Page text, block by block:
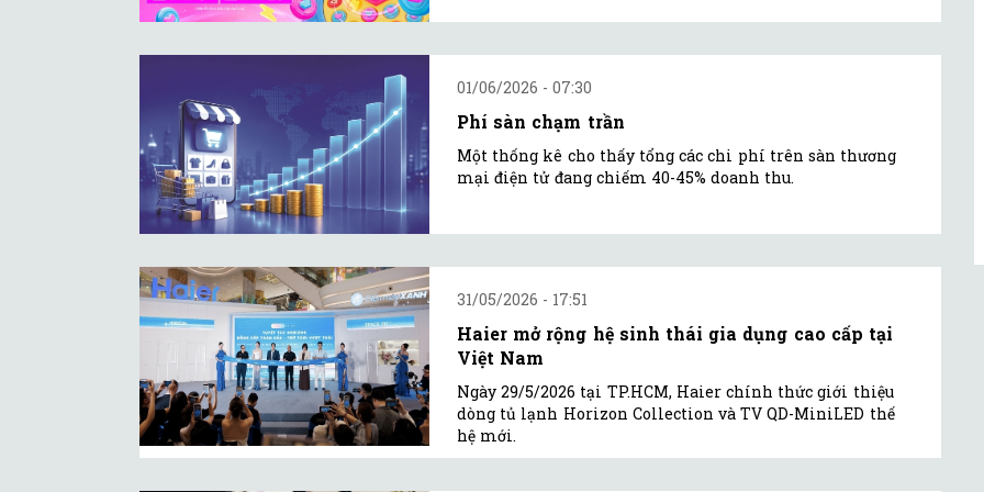
01/06/2026 - 07:30
Phí sàn chạm trần
Một thống kê cho thấy tổng các chi phí trên sàn thương
mại điện tử đang chiếm 40-45% doanh thu.
31/05/2026 - 17:51
Haier mở rộng hệ sinh thái gia dụng cao cấp tại
Việt Nam
Ngày 29/5/2026 tại TP.HCM, Haier chính thức giới thiệu
dòng tủ lạnh Horizon Collection và TV QD-MiniLED thế
hệ mới.